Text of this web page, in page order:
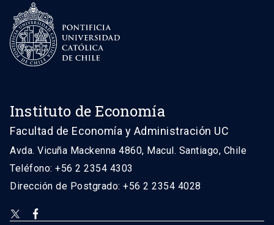
Instituto de Economía
Facultad de Economía y Administración UC
Avda. Vicuña Mackenna 4860, Macul. Santiago, Chile
Teléfono: +56 2 2354 4303
Dirección de Postgrado: +56 2 2354 4028